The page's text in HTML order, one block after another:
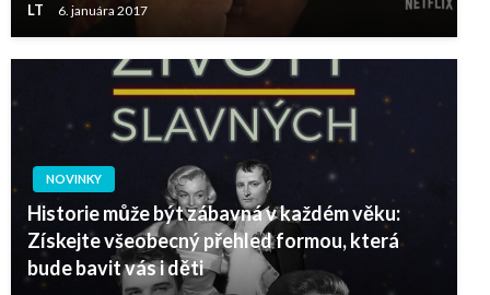
LT 6. januára 2017
NOVINKY
Historie může být zábavná v každém věku:
Získejte všeobecný přehled formou, která
bude bavit vás i děti